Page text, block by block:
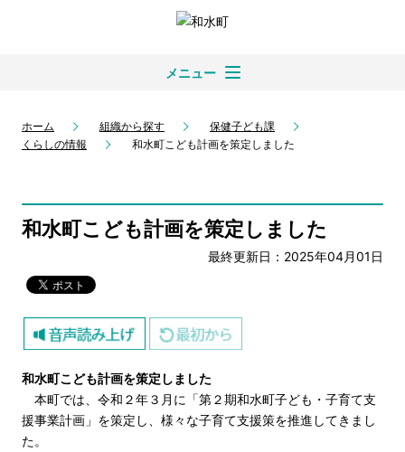
メニュー
ホーム 組織から探す
保健子ども課
くらしの情報
和水町こども計画を策定しました
和水町こども計画を策定しました
最終更新日：2025年04月01日
和水町こども計画を策定しました
本町では、令和２年３月に「第２期和水町子ども・子育て支
援事業計画」を策定し、様々な子育て支援策を推進してきまし
た。